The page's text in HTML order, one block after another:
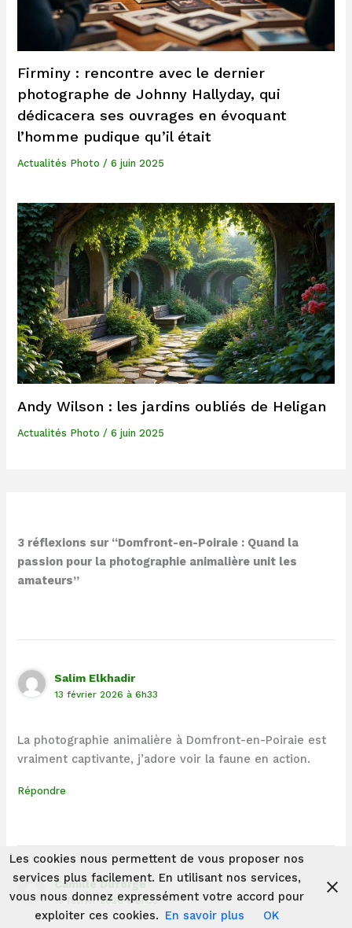
Firminy : rencontre avec le dernier
photographe de Johnny Hallyday, qui
dédicacera ses ouvrages en évoquant
l’homme pudique qu’il était
Actualités Photo /6 juin 2025
Andy Wilson : les jardins oubliés de Heligan
Actualités Photo /6 juin 2025
3 réflexions sur “Domfront-en-Poiraie : Quand la
passion pour la photographie animalière unit les
amateurs”
Salim Elkhadir
13 février 2026 à 6h33
La photographie animalière à Domfront-en-Poiraie est
vraiment captivante, j’adore voir la faune en action.
Répondre
Camille Duforge
13 février 2026 à 6h33
Les cookies nous permettent de vous proposer nos
services plus facilement. En utilisant nos services,
vous nous donnez expressément votre accord pour
exploiter ces cookies. En savoir plus OK